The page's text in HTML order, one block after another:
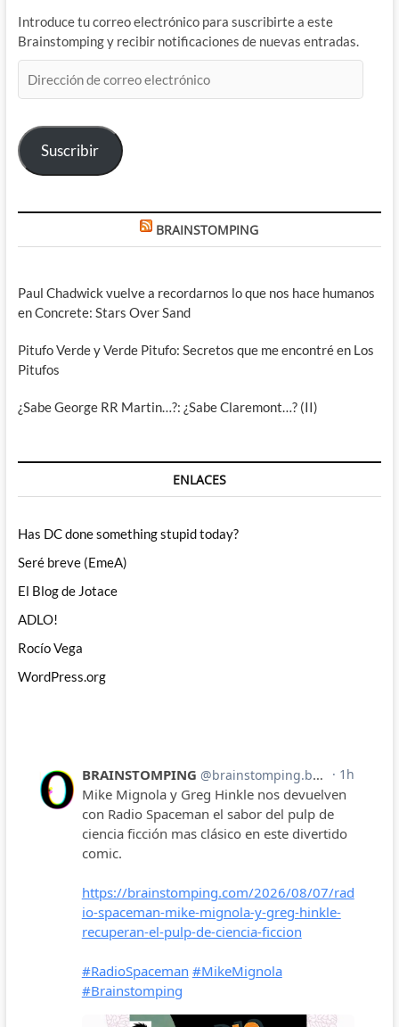
Introduce tu correo electrónico para suscribirte a este
Brainstomping y recibir notificaciones de nuevas entradas.
de
electrónico
Suscribir
BRAINSTOMPING
Paul Chadwick vuelve a recordarnos lo que nos hace humanos
en Concrete: Stars Over Sand
Pitufo Verde y Verde Pitufo: Secretos que me encontré en Los
Pitufos
¿Sabe George RR Martin…?: ¿Sabe Claremont…? (II)
ENLACES
Has DC done something stupid today?
Seré breve (EmeA)
El Blog de Jotace
ADLO!
Rocío Vega
WordPress.org